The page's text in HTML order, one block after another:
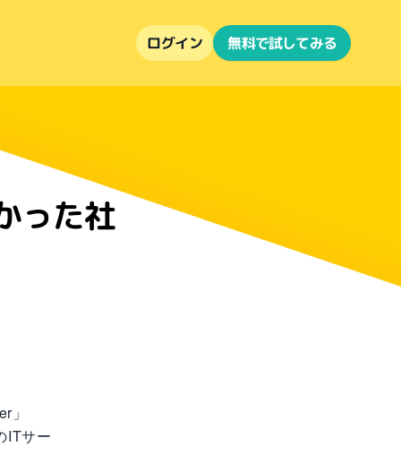
ログイン 無料で試してみる
った社
」
ITサー